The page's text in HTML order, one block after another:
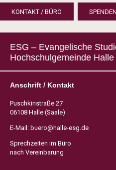
KONTAKT / BÜRO SPENDEN
ESG – Evangelische
Hochschulgemeinde Halle
Anschrift / Kontakt
Puschkinstraße 27
06108 Halle (Saale)
E-Mail: buero@halle-esg.de
Sprechzeiten im Büro
nach Vereinbarung